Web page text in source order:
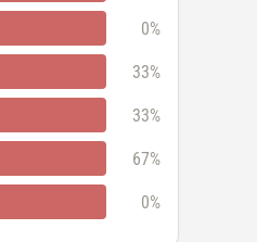
0%
33%
33%
67%
0%